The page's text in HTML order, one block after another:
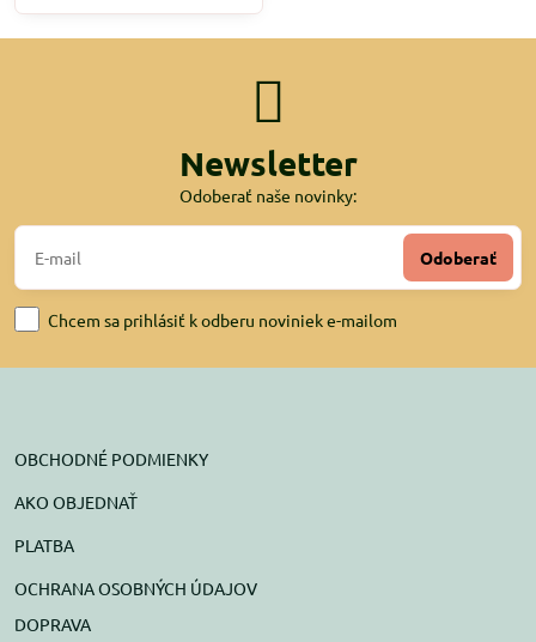
Newsletter
Odoberať naše novinky:
Odoberať
Chcem sa prihlásiť k odberu noviniek e-mailom
OBCHODNÉ PODMIENKY
AKO OBJEDNAŤ
PLATBA
OCHRANA OSOBNÝCH ÚDAJOV
DOPRAVA